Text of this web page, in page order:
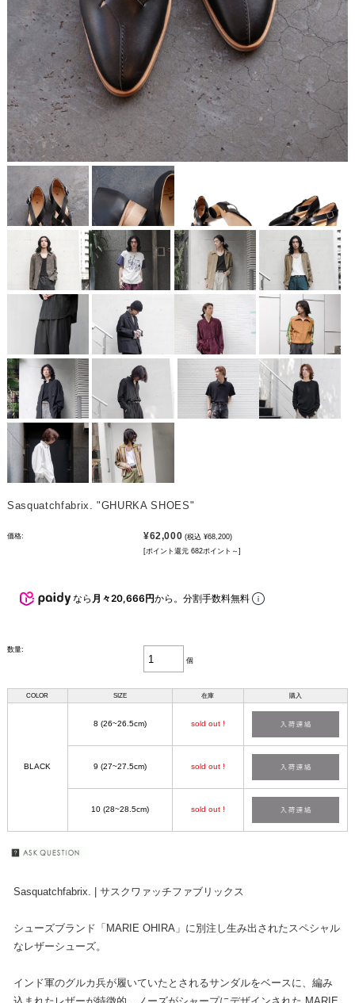
Sasquatchfabrix. "GHURKA SHOES"
価格: ¥62,000 (税込 ¥68,200)
[ポイント還元 682ポイント～]
なら 月々20,666円から。分割手数料無料
数量:
個
COLOR SIZE 在庫 購入
BLACK
8 (26~26.5cm) sold out !
9 (27~27.5cm) sold out !
10 (28~28.5cm) sold out !
Sasquatchfabrix. | サスクワァッチファブリックス
シューズブランド「MARIE OHIRA」に別注し生み出されたスペシャル
なレザーシューズ。
インド軍のグルカ兵が履いていたとされるサンダルをベースに、編み